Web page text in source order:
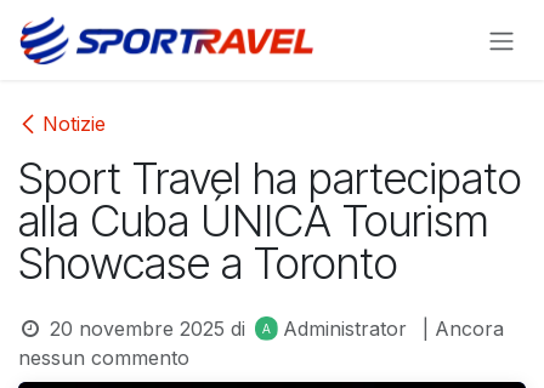
Passa al contenuto
Notizie
Sport Travel ha partecipato
alla Cuba ÚNICA Tourism
Showcase a Toronto
20 novembre 2025 di Administrator
| Ancora
nessun commento